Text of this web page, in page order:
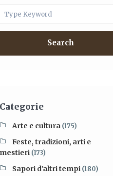
Search
Categorie
Arte e cultura (175)
Feste, tradizioni, arti e
mestieri (173)
Sapori d'altri tempi (180)